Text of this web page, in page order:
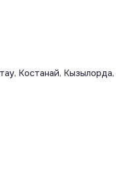
Костанай, Кызылорда,